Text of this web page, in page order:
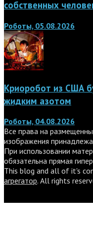
собственных
Роботы, 05.08.2026
Криоробот из США
жидким азотом
Роботы, 04.08.2026
Все права на
изображения
При использовании
обязательна прямая
This blog and all of it's
агрегатор. All rights